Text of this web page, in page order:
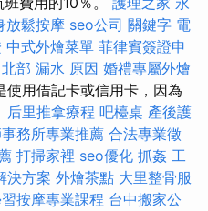
放鬆按摩 seo公司 關鍵字 電
中式外燴菜單 菲律賓簽證申
部 漏水 原因 婚禮專屬外燴
使用借記卡或信用卡，因為
后里推拿療程 吧檯桌 產後護
務所專業推薦 合法專業徵
打掃家裡 seo優化 抓姦 工
決方案 外燴茶點 大里整骨服
按摩專業課程 台中搬家公